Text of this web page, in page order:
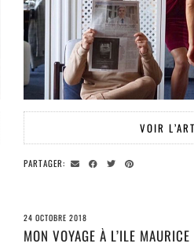
VOIR
PARTAGER:
24 OCTOBRE 2018
MON VOYAGE À L’ILE MAURICE